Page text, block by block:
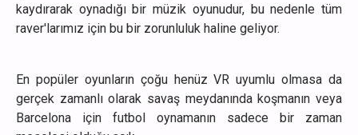
kaydırarak oynadığı bir müzik oyunudur, bu nedenle tüm
raver'larımız için bu bir zorunluluk haline geliyor.
En popüler oyunların çoğu henüz VR uyumlu olmasa da
gerçek zamanlı olarak savaş meydanında koşmanın veya
Barcelona için futbol oynamanın sadece bir zaman